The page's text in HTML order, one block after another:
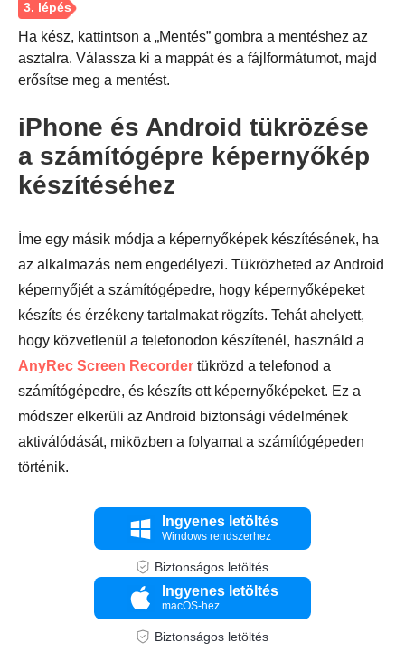
2. lépés.
Ha kész, kattintson a „Mentés” gombra a mentéshez az
asztalra. Válassza ki a mappát és a fájlformátumot, majd
erősítse meg a mentést.
iPhone és Android tükrözése
a számítógépre képernyőkép
készítéséhez
Íme egy másik módja a képernyőképek készítésének, ha
az alkalmazás nem engedélyezi. Tükrözheted az Android
képernyőjét a számítógépedre, hogy képernyőképeket
készíts és érzékeny tartalmakat rögzíts. Tehát ahelyett,
hogy közvetlenül a telefonodon készítenél, használd a
AnyRec Screen Recorder tükrözd a telefonod a
számítógépedre, és készíts ott képernyőképeket. Ez a
módszer elkerüli az Android biztonsági védelmének
aktiválódását, miközben a folyamat a számítógépeden
történik.
Ingyenes letöltés
Windows rendszerhez
Biztonságos letöltés
Ingyenes letöltés
macOS-hez
Biztonságos letöltés